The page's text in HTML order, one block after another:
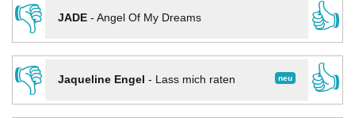
👎
JADE- Angel Of My Dreams
👍
👎
neu
Jaqueline Engel - Lass mich raten
👍